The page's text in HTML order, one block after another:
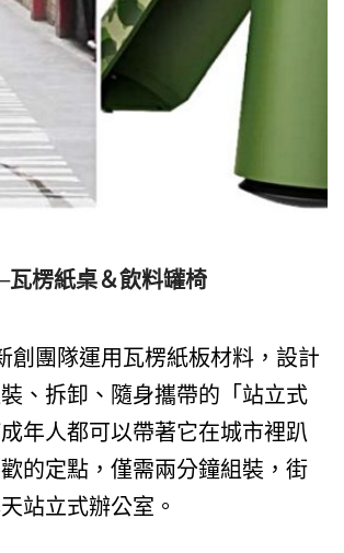
楞紙桌＆飲料罐椅
創團隊運用瓦楞紙板材料，設計
、拆卸、隨身攜帶的「站立式
年人都可以帶著它在城市裡趴
的定點，僅需兩分鐘組裝，街
站立式辦公室。